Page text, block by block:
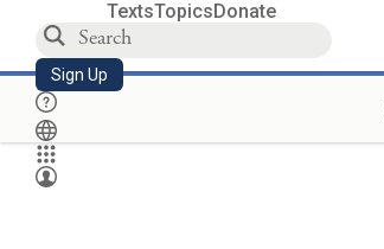
TextsTopicsDonate
Sign Up